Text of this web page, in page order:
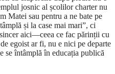
josnic al școlilor charter nu
Matei sau pentru a ne bate pe
și la case mai mari”, ci
aici—ceea ce fac părinții cu
egoist ar fi, nu e nici pe departe
se întâmplă în educația publică